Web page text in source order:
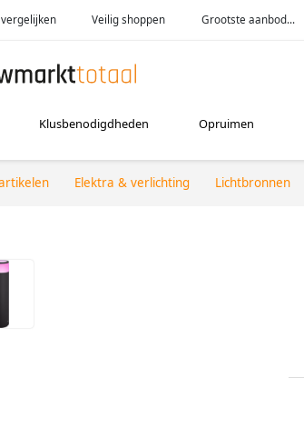
Veilig shoppen Grootste aanbod...
Klusbenodigdheden Opruimen
Elektra & verlichting Lichtbronnen